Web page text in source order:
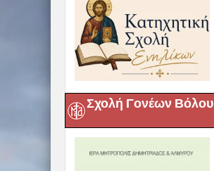
Σχολή Γονέων Βόλου